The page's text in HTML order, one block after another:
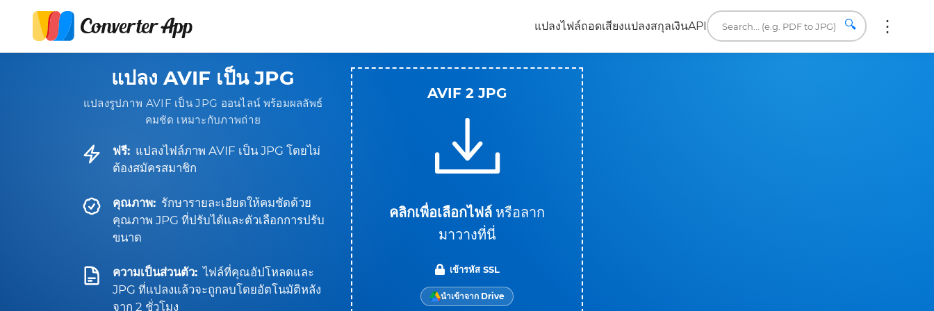
แปลงไฟล์ถอดเสียงแปลงสกุลเงินAPI 🔍
แปลง AVIF เป็น JPG
แปลงรูปภาพ AVIF เป็น JPG ออนไลน์ พร้อมผลลัพธ์
คมชัด เหมาะกับภาพถ่าย
ฟรี: แปลงไฟล์ภาพ AVIF เป็น JPG โดยไม่
ต้องสมัครสมาชิก
คุณภาพ: รักษารายละเอียดให้คมชัดด้วย
คุณภาพ JPG ที่ปรับได้และตัวเลือกการปรับ
ขนาด
ความเป็นส่วนตัว: ไฟล์ที่คุณอัปโหลดและ
JPG ที่แปลงแล้วจะถูกลบโดยอัตโนมัติหลัง
จาก 2 ชั่วโมง
AVIF 2 JPG
คลิกเพื่อเลือกไฟล์ หรือลาก
มาวางที่นี่
เข้ารหัส SSL
นำเข้าจาก Drive